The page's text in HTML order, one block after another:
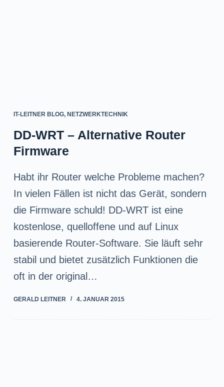
IT-LEITNER BLOG, NETZWERKTECHNIK
DD-WRT – Alternative Router
Firmware
Habt ihr Router welche Probleme machen?
In vielen Fällen ist nicht das Gerät, sondern
die Firmware schuld! DD-WRT ist eine
kostenlose, quelloffene und auf Linux
basierende Router-Software. Sie läuft sehr
stabil und bietet zusätzlich Funktionen die
oft in der original…
GERALD LEITNER 4. JANUAR 2015